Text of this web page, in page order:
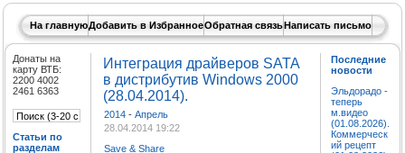
На главнуюДобавить в ИзбранноеОбратная связьНаписать письмо
Донаты на
карту ВТБ:
2200 4002
2461 6363
Статьи по
разделам
Интеграция драйверов SATA
в дистрибутив Windows 2000
(28.04.2014).
2014 - Апрель
28.04.2014 19:22
Save & Share
Последние
новости
Эльдорадо -
теперь
м.видео
(01.08.2026).
Коммерческ
ий рецепт